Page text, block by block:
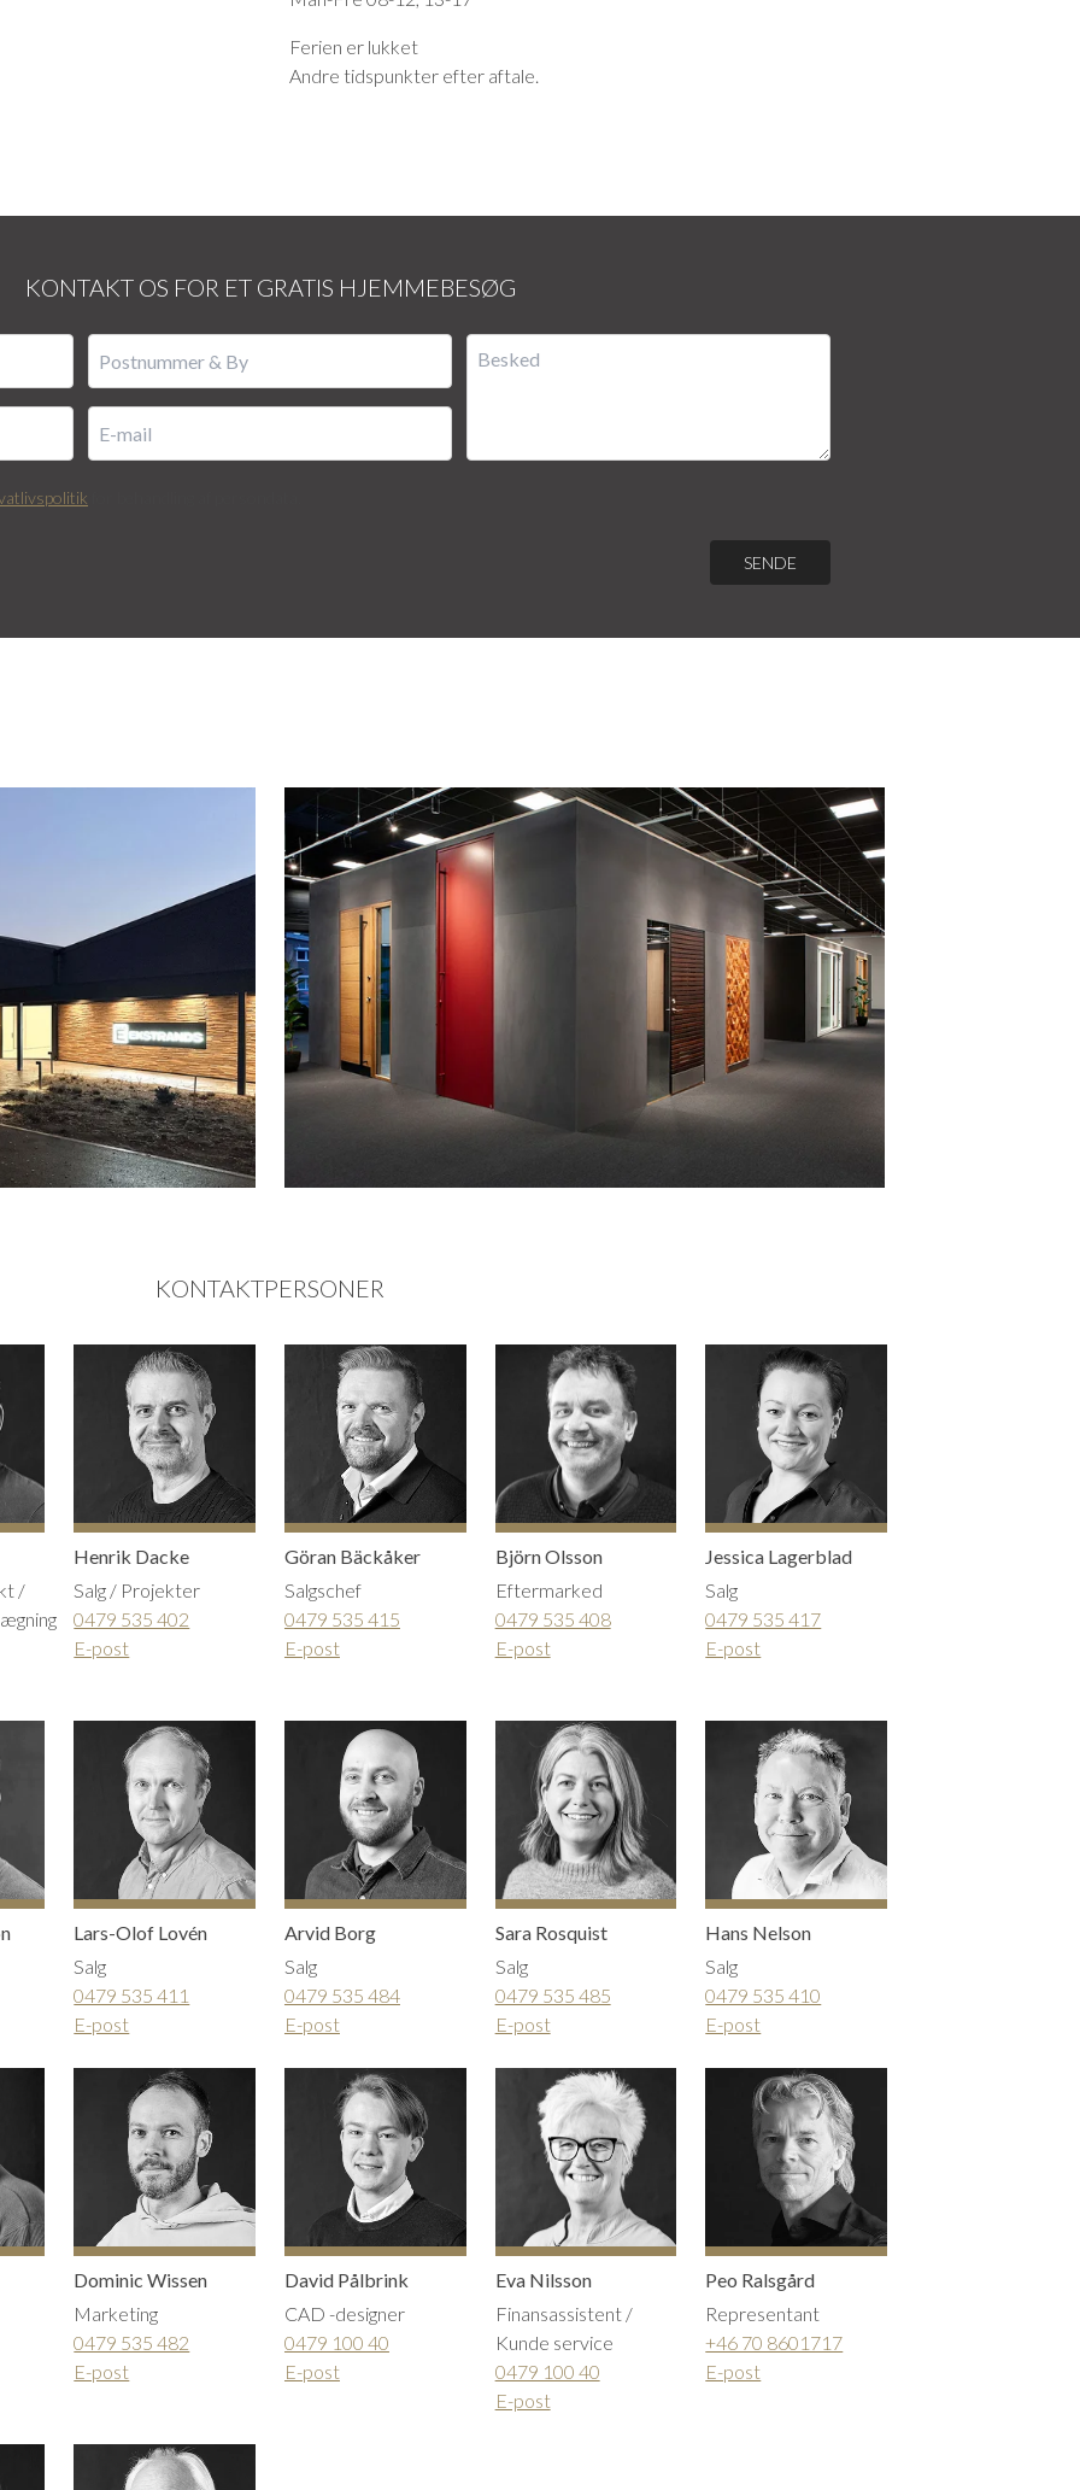
Ferien er lukket
Andre tidspunkter efter aftale.
KONTAKT OS FOR ET GRATIS HJEMMEBESØG
SENDE
KONTAKTPERSONER
/
Henrik Dacke
Salg / Projekter
0479 535 402
E-post
Göran Bäckåker
Salgschef
0479 535 415
E-post
Björn Olsson
Eftermarked
0479 535 408
E-post
Jessica Lagerblad
Salg
0479 535 417
E-post
Lars-Olof Lovén
Salg
0479 535 411
E-post
Arvid Borg
Salg
0479 535 484
E-post
Sara Rosquist
Salg
0479 535 485
E-post
Hans Nelson
Salg
0479 535 410
E-post
Dominic Wissen
Marketing
0479 535 482
E-post
David Pålbrink
CAD -designer
0479 100 40
E-post
Eva Nilsson
Finansassistent /
Kunde service
0479 100 40
E-post
Peo Ralsgård
Representant
+46 70 8601717
E-post